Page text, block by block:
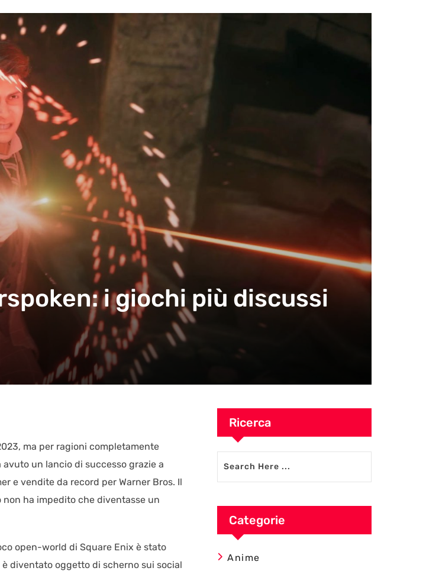
i giochi più discussi
ma per ragioni completamente
un lancio di successo grazie a
e vendite da record per Warner Bros. Il
ha impedito che diventasse un
open-world di Square Enix è stato
diventato oggetto di scherno sui social
Ricerca
Categorie
Anime